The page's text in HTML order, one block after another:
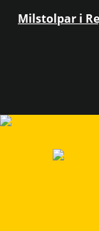
Milstolpar i